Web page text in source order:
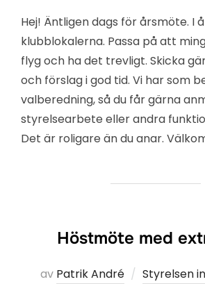
Hej! Äntligen dags för årsmöte. I
klubblokalerna. Passa på att
flyg och ha det trevligt. Skicka
och förslag i god tid. Vi har som
valberedning, så du får gärna
styrelsearbete eller andra
Det är roligare än du anar.
Höstmöte med
av Patrik André Styrelsen